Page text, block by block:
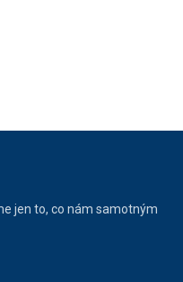
jen to, co nám samotným